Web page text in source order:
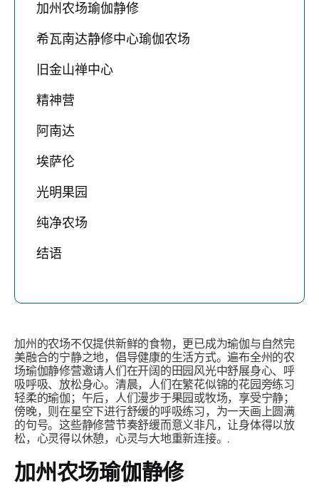
加州农场瑜伽静修
希瓦南达静修中心瑜伽农场
旧金山禅中心
精神营
阿南达
埃萨伦
光明果园
纯净农场
结语
加州的农场不仅提供新鲜的食物，更已成为瑜伽与自然完
美融合的宁静之地，倡导健康的生活方式。遍布全州的农
场瑜伽静修营邀请人们在开阔的田园风光中舒展身心、呼
吸呼吸、放松身心。清晨，人们在繁花似锦的花园旁练习
轻柔的瑜伽；午后，人们漫步于果园或牧场，享受宁静；
傍晚，则在星空下进行舒缓的呼吸练习，为一天画上圆满
的句号。这些静修营节奏舒缓而意义非凡，让身体得以放
松，心灵得以休憩，心灵与大地重新连接。.
加州农场瑜伽静修